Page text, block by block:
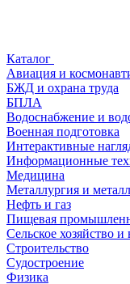
Каталог
Авиация и
БЖД и охрана труда
БПЛА
Водоснабжение и
Военная подготовка
Интерактивные
Информационные
Медицина
Металлургия и
Нефть и газ
Пищевая
Сельское хозяйство и
Строительство
Судостроение
Физика